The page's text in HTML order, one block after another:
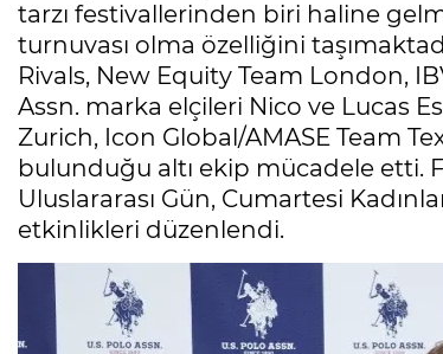
tarzı festivallerinden biri haline
turnuvası olma özelliğini
Rivals, New Equity Team London,
Assn. marka elçileri Nico ve Lucas
Zurich, Icon Global/AMASE Team
bulunduğu altı ekip mücadele etti.
Uluslararası Gün, Cumartesi
etkinlikleri düzenlendi.